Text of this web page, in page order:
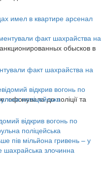
имел в квартире арсенал
обысков в
факт шахрайства на
до поліції та
відкрив вогонь по
поліцейська